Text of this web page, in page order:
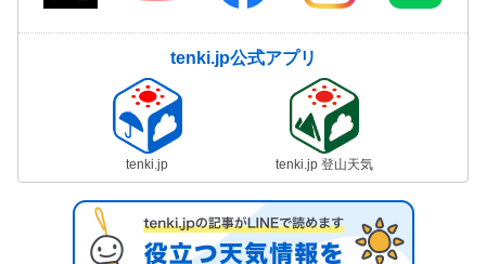
tenki.jp公式アプリ
tenki.jp tenki.jp 登山天気